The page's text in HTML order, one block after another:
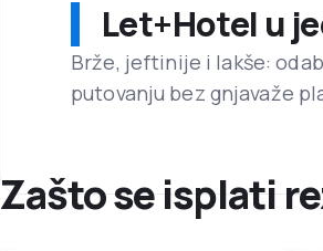
Let+Hotel u
Brže, jeftinije i lakše:
putovanju bez gnjavaže
Zašto se isplati